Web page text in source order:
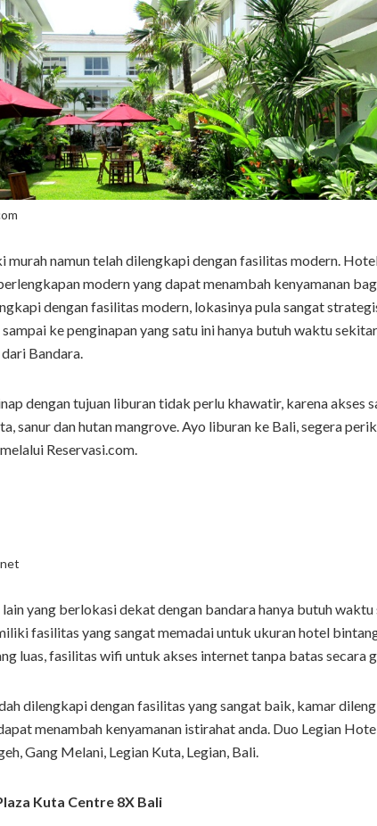
murah namun telah dilengkapi dengan fasilitas modern.
modern yang dapat menambah kenyamanan
dengan fasilitas modern, lokasinya pula sangat
ke penginapan yang satu ini hanya butuh waktu
Bandara.
dengan tujuan liburan tidak perlu khawatir, karena akses
sanur dan hutan mangrove. Ayo liburan ke Bali, segera
Reservasi.com.
yang berlokasi dekat dengan bandara hanya butuh
fasilitas yang sangat memadai untuk ukuran hotel
luas, fasilitas wifi untuk akses internet tanpa batas secara
dilengkapi dengan fasilitas yang sangat baik, kamar
menambah kenyamanan istirahat anda. Duo Legian
Gang Melani, Legian Kuta, Legian, Bali.
Kuta Centre 8X Bali